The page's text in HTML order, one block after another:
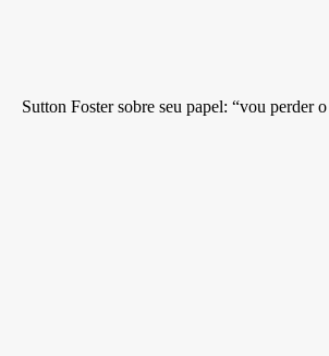
Sutton Foster sobre seu papel: “vou perder